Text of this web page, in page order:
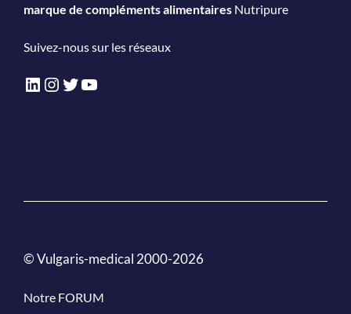
marque de compléments alimentaires Nutripure
Suivez-nous sur les réseaux
LinkedIn
Instagram
Twitter
YouTube
© Vulgaris-medical 2000-2026
Notre FORUM